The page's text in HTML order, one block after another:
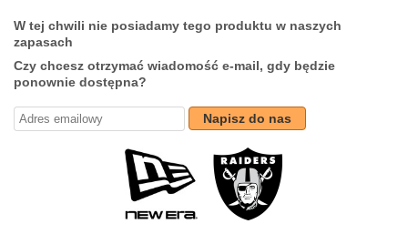
W tej chwili nie posiadamy tego produktu w naszych
zapasach
Czy chcesz otrzymać wiadomość e-mail, gdy będzie
ponownie dostępna?
Napisz do nas